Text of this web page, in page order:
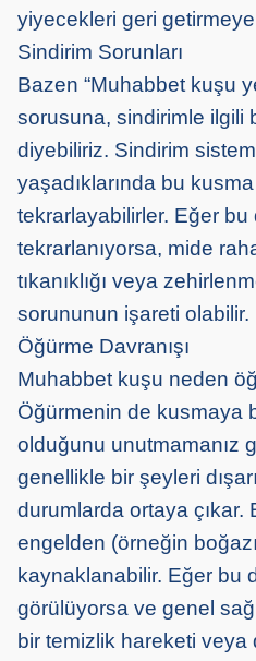
yiyecekleri geri getirmeye
Sindirim Sorunları
Bazen “Muhabbet kuşu
sorusuna, sindirimle ilgili
diyebiliriz. Sindirim
yaşadıklarında bu
tekrarlayabilirler. Eğer bu
tekrarlanıyorsa, mide
tıkanıklığı veya
sorununun işareti olabilir.
Öğürme Davranışı
Muhabbet kuşu neden
Öğürmenin de kusmaya
olduğunu unutmamanız
genellikle bir şeyleri
durumlarda ortaya çıkar.
engelden (örneğin
kaynaklanabilir. Eğer bu
görülüyorsa ve genel
bir temizlik hareketi veya